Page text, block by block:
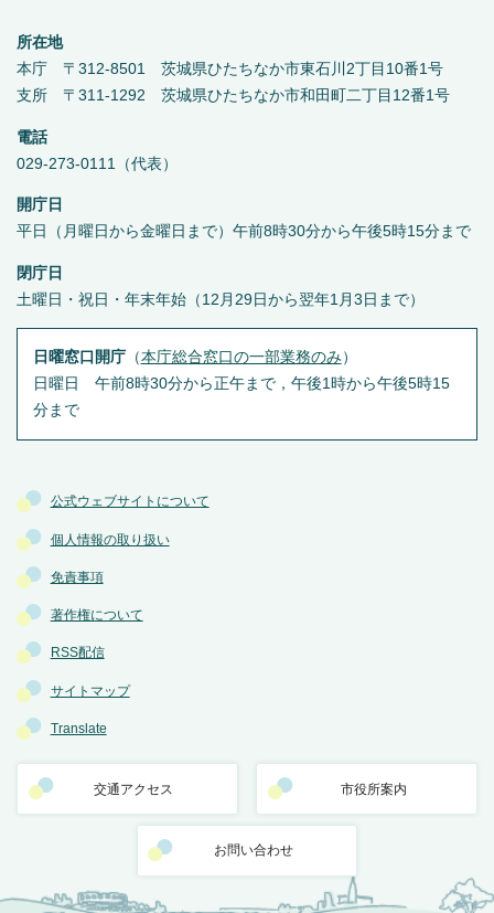
公式ウェブサイトについて
個人情報の取り扱い
免責事項
著作権について
RSS配信
サイトマップ
Translate
交通アクセス 市役所案内
お問い合わせ
所在地
本庁 〒312-8501 茨城県ひたちなか市東石川2丁目10番1号
支所 〒311-1292 茨城県ひたちなか市和田町二丁目12番1号
電話
029-273-0111（代表）
開庁日
平日（月曜日から金曜日まで）午前8時30分から午後5時15分まで
閉庁日
土曜日・祝日・年末年始（12月29日から翌年1月3日まで）
日曜窓口開庁（本庁総合窓口の一部業務のみ ）
日曜日 午前8時30分から正午まで，午後1時から午後5時15
分まで